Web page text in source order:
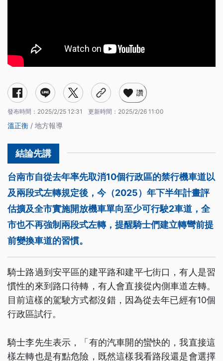
讚
發布時間： 2025/2/25 12:31 更新時間： 2025/2/26 11:00
溫正衡 / 地方報導
台南市自從去年率先取消10個行政區的禁行機車道以
及兩段式左轉規定後，今（2025）年下半年計畫評
估擴及全市實施開放機車單向至少可行駛2車道，全
市也不再強制兩段式左轉，提醒騎士們建立轉彎前提
前變換車道的習慣。
騎士路過到安平區的建平路和建平七街口，有人是習
慣性的來到路口待轉，有人會直接從內側車道左轉。
目前這樣的駕駛方式都沒錯，因為從去年已經有10個
行政區試行。
騎士李先生表示，「有的汽車開的蠻快的，我直接這
樣左轉也是有點危險，既然這樣我看路段還是會選擇